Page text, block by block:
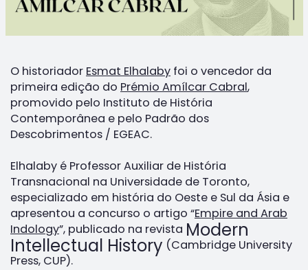
O historiador Esmat Elhalaby foi o vencedor da
primeira edição do Prémio Amílcar Cabral,
promovido pelo Instituto de História
Contemporânea e pelo Padrão dos
Descobrimentos / EGEAC.
Elhalaby é Professor Auxiliar de História
Transnacional na Universidade de Toronto,
especializado em história do Oeste e Sul da Ásia e
apresentou a concurso o artigo “Empire and Arab
Indology”, publicado na revista Modern
Intellectual History (Cambridge University
Press, CUP).